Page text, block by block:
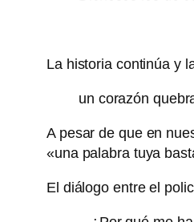
La historia continúa y
un corazón
A pesar de que en
«una palabra tuya
El diálogo entre el